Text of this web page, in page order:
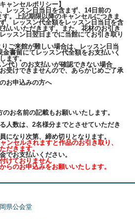
ャンセルポリシー】
レッスン日当日を含まず、14日前の
。上記期限以降のキャンセルにつきま
、レッスン代全額をレッスン日当日を含
払いいただきます。また、花材のお引き
ッスン日翌日までに当館にてお引き取り
ご来館が難しい場合は、レッスン日当
金書留にてレッスン代全額をお支払いく
ます。
代）のお支払いが確認できない場合
受けできませんので、あらかじめご了承
お申込みの方へ
お名前の記載もお願いいたします。
人数は、2名様分までとさせていただき
になり次第、締め切りとなります。
ンセルされますと作品のお引き取り、
だきます。
でお支払いください。
けておりません
らのお申込みをお願いいたします。
県公会堂